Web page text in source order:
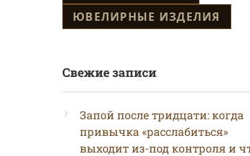
ЮВЕЛИРНЫЕ ИЗДЕЛИЯ
Свежие записи
Запой после тридцати: когда
привычка «расслабиться»
выходит из-под контроля и